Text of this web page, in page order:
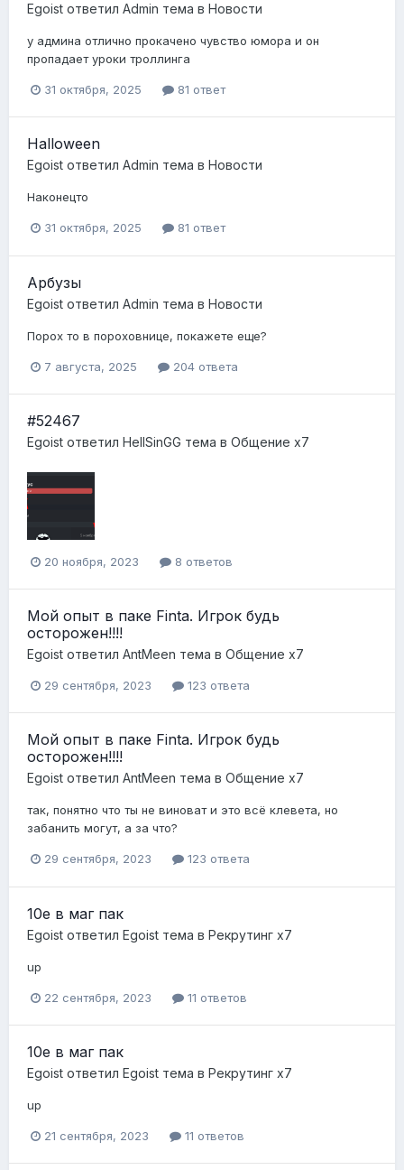
Egoist ответил Admin тема в Новости
у админа отлично прокачено чувство юмора и он
пропадает уроки троллинга
31 октября, 2025 81 ответ
Halloween
Egoist ответил Admin тема в Новости
Наконецто
31 октября, 2025 81 ответ
Арбузы
Egoist ответил Admin тема в Новости
Порох то в пороховнице, покажете еще?
7 августа, 2025 204 ответа
#52467
Egoist ответил HellSinGG тема в Общение x7
20 ноября, 2023 8 ответов
Мой опыт в паке Finta. Игрок будь
осторожен!!!!
Egoist ответил AntMeen тема в Общение x7
29 сентября, 2023 123 ответа
Мой опыт в паке Finta. Игрок будь
осторожен!!!!
Egoist ответил AntMeen тема в Общение x7
так, понятно что ты не виноват и это всё клевета, но
забанить могут, а за что?
29 сентября, 2023 123 ответа
10е в маг пак
Egoist ответил Egoist тема в Рекрутинг х7
up
22 сентября, 2023 11 ответов
10е в маг пак
Egoist ответил Egoist тема в Рекрутинг х7
up
21 сентября, 2023 11 ответов